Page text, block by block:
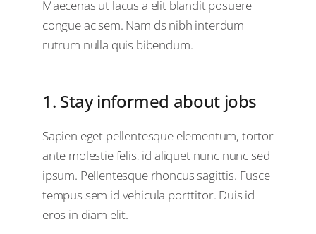
Maecenas ut lacus a elit blandit posuere
congue ac sem. Nam ds nibh interdum
rutrum nulla quis bibendum.
1. Stay informed about jobs
Sapien eget pellentesque elementum, tortor
ante molestie felis, id aliquet nunc nunc sed
ipsum. Pellentesque rhoncus sagittis. Fusce
tempus sem id vehicula porttitor. Duis id
eros in diam elit.